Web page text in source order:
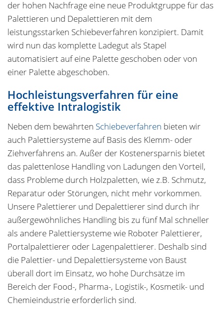
der hohen Nachfrage eine neue Produktgruppe für das
Palettieren und Depalettieren mit dem
leistungsstarken Schiebeverfahren konzipiert. Damit
wird nun das komplette Ladegut als Stapel
automatisiert auf eine Palette geschoben oder von
einer Palette abgeschoben.
Hochleistungsverfahren für eine
effektive Intralogistik
Neben dem bewährten Schiebeverfahren bieten wir
auch Palettiersysteme auf Basis des Klemm- oder
Ziehverfahrens an. Außer der Kostenersparnis bietet
das palettenlose Handling von Ladungen den Vorteil,
dass Probleme durch Holzpaletten, wie z.B. Schmutz,
Reparatur oder Störungen, nicht mehr vorkommen.
Unsere Palettierer und Depalettierer sind durch ihr
außergewöhnliches Handling bis zu fünf Mal schneller
als andere Palettiersysteme wie Roboter Palettierer,
Portalpalettierer oder Lagenpalettierer. Deshalb sind
die Palettier- und Depalettiersysteme von Baust
überall dort im Einsatz, wo hohe Durchsätze im
Bereich der Food-, Pharma-, Logistik-, Kosmetik- und
Chemieindustrie erforderlich sind.